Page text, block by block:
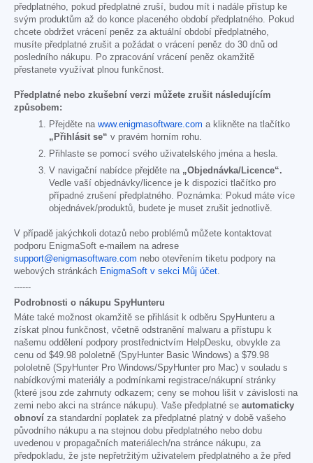
předplatného, pokud předplatné zruší, budou mít i nadále přístup ke
svým produktům až do konce placeného období předplatného. Pokud
chcete obdržet vrácení peněz za aktuální období předplatného,
musíte předplatné zrušit a požádat o vrácení peněz do 30 dnů od
posledního nákupu. Po zpracování vrácení peněz okamžitě
přestanete využívat plnou funkčnost.
Předplatné nebo zkušební verzi můžete zrušit následujícím
způsobem:
Přejděte na www.enigmasoftware.com a klikněte na tlačítko
„Přihlásit se“ v pravém horním rohu.
Přihlaste se pomocí svého uživatelského jména a hesla.
V navigační nabídce přejděte na „Objednávka/Licence“.
Vedle vaší objednávky/licence je k dispozici tlačítko pro
případné zrušení předplatného. Poznámka: Pokud máte více
objednávek/produktů, budete je muset zrušit jednotlivě.
V případě jakýchkoli dotazů nebo problémů můžete kontaktovat
podporu EnigmaSoft e-mailem na adrese
support@enigmasoftware.com nebo otevřením tiketu podpory na
webových stránkách EnigmaSoft v sekci Můj účet.
------
Podrobnosti o nákupu SpyHunteru
Máte také možnost okamžitě se přihlásit k odběru SpyHunteru a
získat plnou funkčnost, včetně odstranění malwaru a přístupu k
našemu oddělení podpory prostřednictvím HelpDesku, obvykle za
cenu od $49.98 pololetně (SpyHunter Basic Windows) a $79.98
pololetně (SpyHunter Pro Windows/SpyHunter pro Mac) v souladu s
nabídkovými materiály a podmínkami registrace/nákupní stránky
(které jsou zde zahrnuty odkazem; ceny se mohou lišit v závislosti na
zemi nebo akci na stránce nákupu). Vaše předplatné se automaticky
obnoví za standardní poplatek za předplatné platný v době vašeho
původního nákupu a na stejnou dobu předplatného nebo dobu
uvedenou v propagačních materiálech/na stránce nákupu, za
předpokladu, že jste nepřetržitým uživatelem předplatného a že před